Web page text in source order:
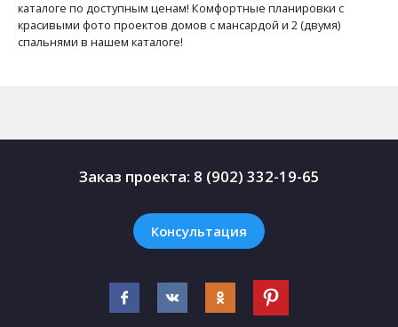
каталоге по доступным ценам! Комфортные планировки с
красивыми фото проектов домов с мансардой и 2 (двумя)
спальнями в нашем каталоге!
Заказ проекта: 8 (902) 332-19-65
Консультация